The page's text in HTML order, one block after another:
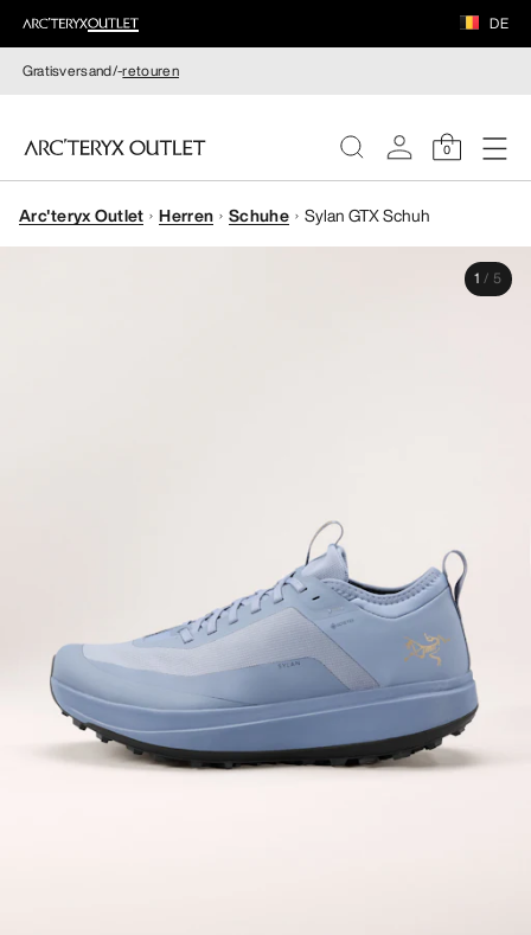
DE
Gratisversand/-retouren
0
DAMEN
Arc'teryx Outlet Herren Schuhe Sylan GTX Schuh
1 / 5